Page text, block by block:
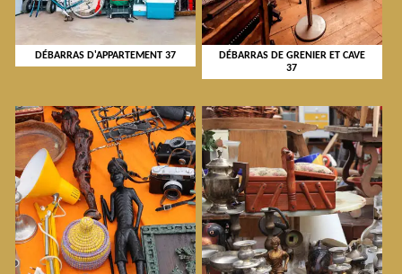
DÉBARRAS D'APPARTEMENT 37
DÉBARRAS DE GRENIER ET CAVE
37